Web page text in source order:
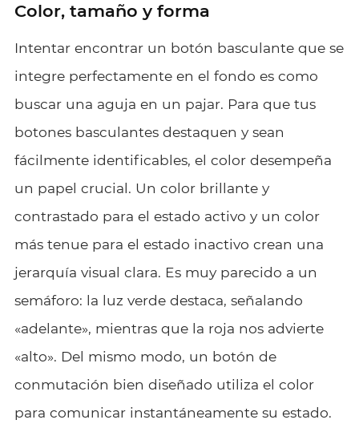
Color, tamaño y forma
Intentar encontrar un botón basculante que se
integre perfectamente en el fondo es como
buscar una aguja en un pajar. Para que tus
botones basculantes destaquen y sean
fácilmente identificables, el color desempeña
un papel crucial. Un color brillante y
contrastado para el estado activo y un color
más tenue para el estado inactivo crean una
jerarquía visual clara. Es muy parecido a un
semáforo: la luz verde destaca, señalando
«adelante», mientras que la roja nos advierte
«alto». Del mismo modo, un botón de
conmutación bien diseñado utiliza el color
para comunicar instantáneamente su estado.